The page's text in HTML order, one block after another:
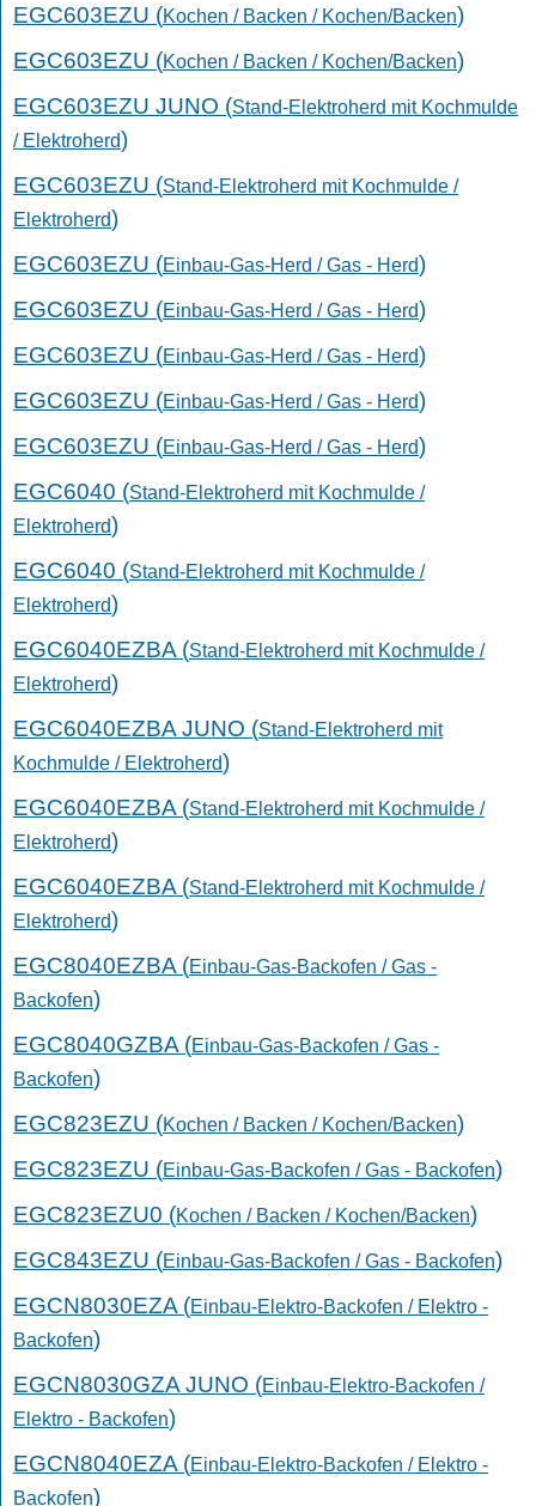
EGC603EZU (Kochen / Backen / Kochen/Backen)
EGC603EZU (Kochen / Backen / Kochen/Backen)
EGC603EZU JUNO (Stand-Elektroherd mit Kochmulde
/ Elektroherd)
EGC603EZU (Stand-Elektroherd mit Kochmulde /
Elektroherd)
EGC603EZU (Einbau-Gas-Herd / Gas - Herd)
EGC603EZU (Einbau-Gas-Herd / Gas - Herd)
EGC603EZU (Einbau-Gas-Herd / Gas - Herd)
EGC603EZU (Einbau-Gas-Herd / Gas - Herd)
EGC603EZU (Einbau-Gas-Herd / Gas - Herd)
EGC6040 (Stand-Elektroherd mit Kochmulde /
Elektroherd)
EGC6040 (Stand-Elektroherd mit Kochmulde /
Elektroherd)
EGC6040EZBA (Stand-Elektroherd mit Kochmulde /
Elektroherd)
EGC6040EZBA JUNO (Stand-Elektroherd mit
Kochmulde / Elektroherd)
EGC6040EZBA (Stand-Elektroherd mit Kochmulde /
Elektroherd)
EGC6040EZBA (Stand-Elektroherd mit Kochmulde /
Elektroherd)
EGC8040EZBA (Einbau-Gas-Backofen / Gas -
Backofen)
EGC8040GZBA (Einbau-Gas-Backofen / Gas -
Backofen)
EGC823EZU (Kochen / Backen / Kochen/Backen)
EGC823EZU (Einbau-Gas-Backofen / Gas - Backofen)
EGC823EZU0 (Kochen / Backen / Kochen/Backen)
EGC843EZU (Einbau-Gas-Backofen / Gas - Backofen)
EGCN8030EZA (Einbau-Elektro-Backofen / Elektro -
Backofen)
EGCN8030GZA JUNO (Einbau-Elektro-Backofen /
Elektro - Backofen)
EGCN8040EZA (Einbau-Elektro-Backofen / Elektro -
Backofen)